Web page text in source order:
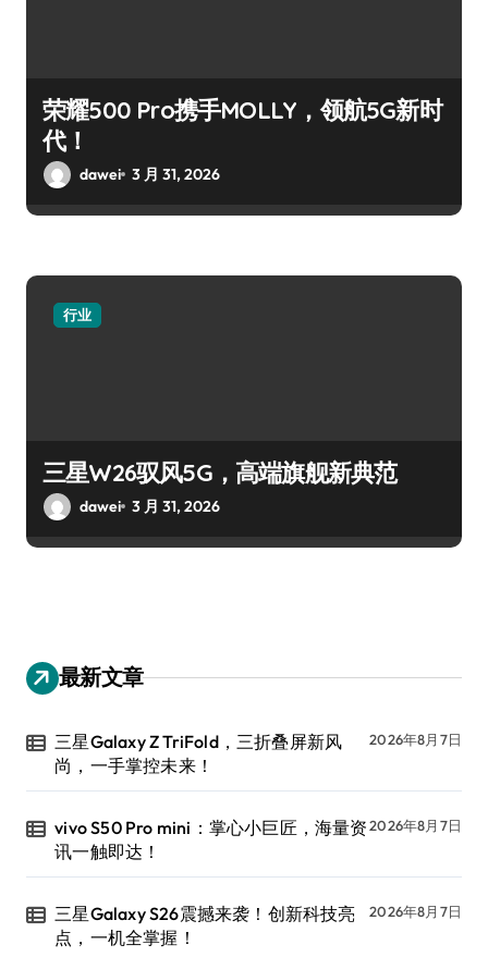
荣耀500 Pro携手MOLLY，领航5G新时
代！
dawei 3 月 31, 2026
行业
三星W26驭风5G，高端旗舰新典范
dawei 3 月 31, 2026
最新文章
三星Galaxy Z TriFold，三折叠屏新风
尚，一手掌控未来！
2026年8月7日
vivo S50 Pro mini：掌心小巨匠，海量资
讯一触即达！
2026年8月7日
三星Galaxy S26震撼来袭！创新科技亮
点，一机全掌握！
2026年8月7日